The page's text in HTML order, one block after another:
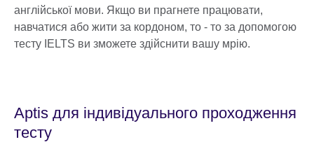
англійської мови. Якщо ви прагнете працювати,
навчатися або жити за кордоном, то - то за допомогою
тесту IELTS ви зможете здійснити вашу мрію.
Aptis для індивідуального проходження
тесту